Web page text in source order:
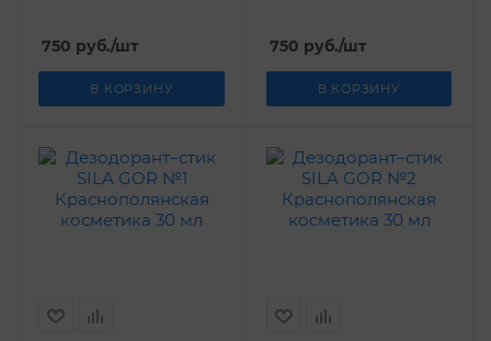
750 руб./шт
В КОРЗИНУ
750 руб./шт
В КОРЗИНУ